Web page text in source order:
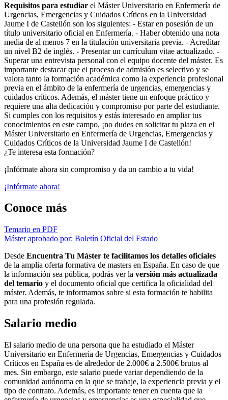
Requisitos para estudiar el Máster Universitario en Enfermería de
Urgencias, Emergencias y Cuidados Críticos en la Universidad
Jaume I de Castellón son los siguientes: - Estar en posesión de un
título universitario oficial en Enfermería. - Haber obtenido una nota
media de al menos 7 en la titulación universitaria previa. - Acreditar
un nivel B2 de inglés. - Presentar un currículum vitae actualizado. -
Superar una entrevista personal con el equipo docente del máster. Es
importante destacar que el proceso de admisión es selectivo y se
valora tanto la formación académica como la experiencia profesional
previa en el ámbito de la enfermería de urgencias, emergencias y
cuidados críticos. Además, el máster tiene un enfoque práctico y
requiere una alta dedicación y compromiso por parte del estudiante.
Si cumples con los requisitos y estás interesado en ampliar tus
conocimientos en este campo, ¡no dudes en solicitar tu plaza en el
Máster Universitario en Enfermería de Urgencias, Emergencias y
Cuidados Críticos de la Universidad Jaume I de Castellón!
¿Te interesa esta formación?
¡Infórmate ahora sin compromiso y da un cambio a tu vida!
¡Infórmate ahora!
Conoce más
Temario en PDF
Máster aprobado por: Boletín Oficial del Estado
Desde Encuentra Tu Máster te facilitamos los detalles oficiales
de la amplia oferta formativa de masters en España. En caso de que
la información sea pública, podrás ver la versión más actualizada
del temario y el documento oficial que certifica la oficialidad del
máster. Además, te informamos sobre si esta formación te habilita
para una profesión regulada.
Salario medio
El salario medio de una persona que ha estudiado el Máster
Universitario en Enfermería de Urgencias, Emergencias y Cuidados
Críticos en España es de alrededor de 2.000€ a 2.500€ brutos al
mes. Sin embargo, este salario puede variar dependiendo de la
comunidad autónoma en la que se trabaje, la experiencia previa y el
tipo de contrato. Además, es importante tener en cuenta que la